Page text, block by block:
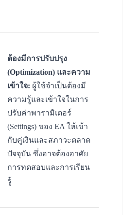
ต้องมีการปรับปรุง
(Optimization) และความ
เข้าใจ: ผู้ใช้จำเป็นต้องมี
ความรู้และเข้าใจในการ
ปรับค่าพารามิเตอร์
(Settings) ของ EA ให้เข้า
กับคู่เงินและสภาวะตลาด
ปัจจุบัน ซึ่งอาจต้องอาศัย
การทดสอบและการเรียน
รู้